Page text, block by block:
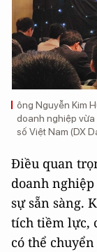
ông Nguyễn Kim
doanh nghiệp vừa
số Việt Nam (DX
Điều quan
doanh
sự sẵn sàng.
tích tiềm lực,
có thể